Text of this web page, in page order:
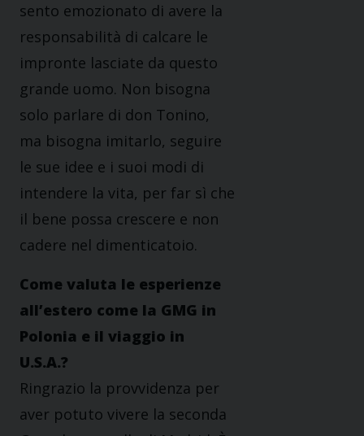
sento emozionato di avere la
responsabilità di calcare le
impronte lasciate da questo
grande uomo. Non bisogna
solo parlare di don Tonino,
ma bisogna imitarlo, seguire
le sue idee e i suoi modi di
intendere la vita, per far sì che
il bene possa crescere e non
cadere nel dimenticatoio.
Come valuta le esperienze
all’estero come la GMG in
Polonia e il viaggio in
U.S.A.?
Ringrazio la provvidenza per
aver potuto vivere la seconda